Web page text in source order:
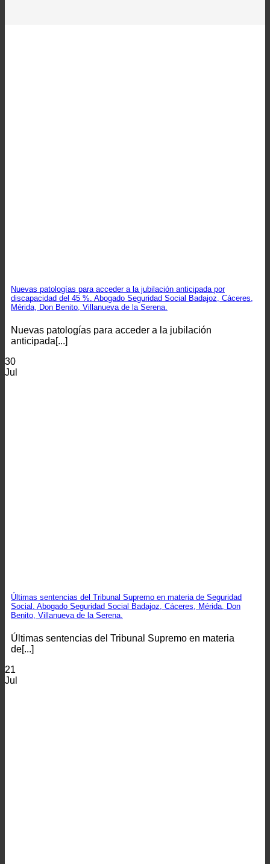
Nuevas patologías para acceder a la jubilación anticipada por
discapacidad del 45 %. Abogado Seguridad Social Badajoz, Cáceres,
Mérida, Don Benito, Villanueva de la Serena.
Nuevas patologías para acceder a la jubilación
anticipada[...]
30
Jul
Últimas sentencias del Tribunal Supremo en materia de Seguridad
Social. Abogado Seguridad Social Badajoz, Cáceres, Mérida, Don
Benito, Villanueva de la Serena.
Últimas sentencias del Tribunal Supremo en materia
de[...]
21
Jul